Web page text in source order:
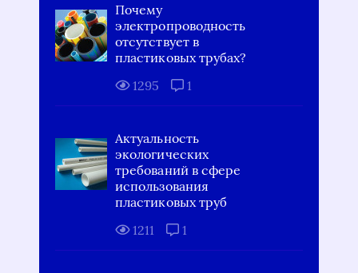
Почему
электропроводность
отсутствует в
пластиковых трубах?
1295
1
Актуальность
экологических
требований в сфере
использования
пластиковых труб
1211
1